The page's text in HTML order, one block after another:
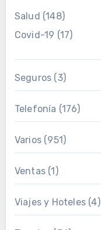
Salud (148)
Covid-19 (17)
Seguros (3)
Telefonía (176)
Varios(951)
Ventas(1)
Viajes y Hoteles(4)